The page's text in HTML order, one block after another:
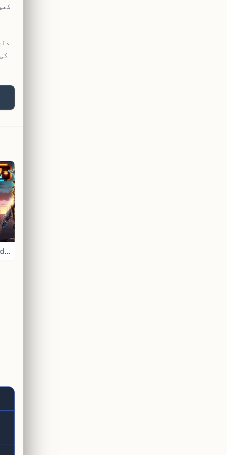
Wanted Wildz Extreme